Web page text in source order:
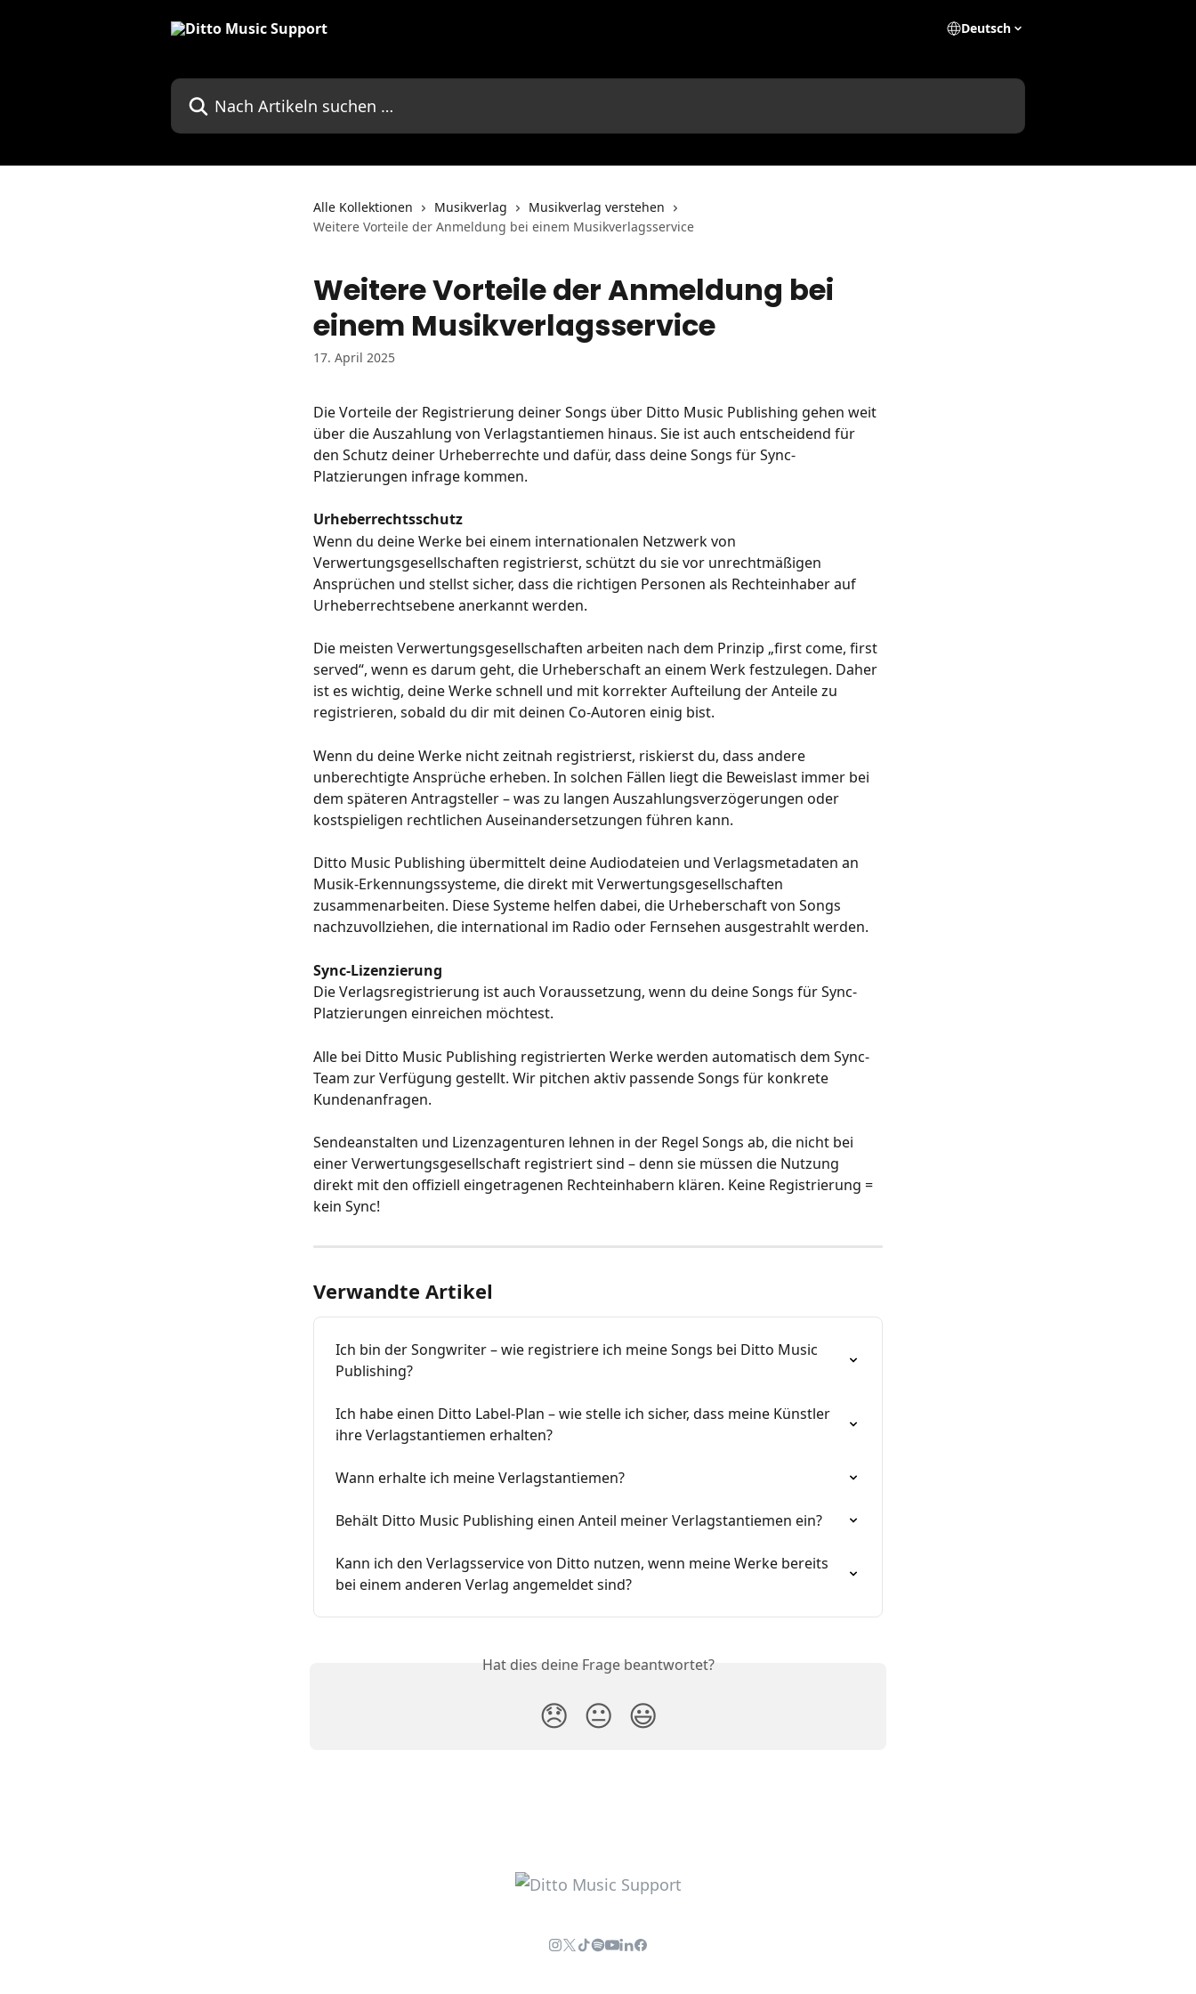
Deutsch
Nach Artikeln suchen …
Alle Kollektionen Musikverlag
Musikverlag verstehen
Weitere Vorteile der Anmeldung bei einem Musikverlagsservice
Weitere Vorteile der Anmeldung bei
einem Musikverlagsservice
17. April 2025
Die Vorteile der Registrierung deiner Songs über Ditto Music Publishing gehen weit
über die Auszahlung von Verlagstantiemen hinaus. Sie ist auch entscheidend für
den Schutz deiner Urheberrechte und dafür, dass deine Songs für Sync-
Platzierungen infrage kommen.
Urheberrechtsschutz
Wenn du deine Werke bei einem internationalen Netzwerk von
Verwertungsgesellschaften registrierst, schützt du sie vor unrechtmäßigen
Ansprüchen und stellst sicher, dass die richtigen Personen als Rechteinhaber auf
Urheberrechtsebene anerkannt werden.
Die meisten Verwertungsgesellschaften arbeiten nach dem Prinzip „first come, first
served“, wenn es darum geht, die Urheberschaft an einem Werk festzulegen. Daher
ist es wichtig, deine Werke schnell und mit korrekter Aufteilung der Anteile zu
registrieren, sobald du dir mit deinen Co-Autoren einig bist.
Wenn du deine Werke nicht zeitnah registrierst, riskierst du, dass andere
unberechtigte Ansprüche erheben. In solchen Fällen liegt die Beweislast immer bei
dem späteren Antragsteller – was zu langen Auszahlungsverzögerungen oder
kostspieligen rechtlichen Auseinandersetzungen führen kann.
Ditto Music Publishing übermittelt deine Audiodateien und Verlagsmetadaten an
Musik-Erkennungssysteme, die direkt mit Verwertungsgesellschaften
zusammenarbeiten. Diese Systeme helfen dabei, die Urheberschaft von Songs
nachzuvollziehen, die international im Radio oder Fernsehen ausgestrahlt werden.
Sync-Lizenzierung
Die Verlagsregistrierung ist auch Voraussetzung, wenn du deine Songs für Sync-
Platzierungen einreichen möchtest.
Alle bei Ditto Music Publishing registrierten Werke werden automatisch dem Sync-
Team zur Verfügung gestellt. Wir pitchen aktiv passende Songs für konkrete
Kundenanfragen.
Sendeanstalten und Lizenzagenturen lehnen in der Regel Songs ab, die nicht bei
einer Verwertungsgesellschaft registriert sind – denn sie müssen die Nutzung
direkt mit den offiziell eingetragenen Rechteinhabern klären. Keine Registrierung =
kein Sync!
Verwandte Artikel
Ich bin der Songwriter – wie registriere ich meine Songs bei Ditto Music
Publishing?
Ich habe einen Ditto Label-Plan – wie stelle ich sicher, dass meine Künstler
ihre Verlagstantiemen erhalten?
Wann erhalte ich meine Verlagstantiemen?
Behält Ditto Music Publishing einen Anteil meiner Verlagstantiemen ein?
Kann ich den Verlagsservice von Ditto nutzen, wenn meine Werke bereits
bei einem anderen Verlag angemeldet sind?
Hat dies deine Frage beantwortet?
😞 😐 😃